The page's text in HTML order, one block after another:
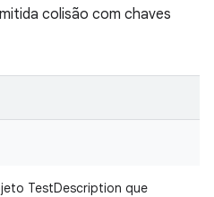
colisão com chaves
TestDescription que